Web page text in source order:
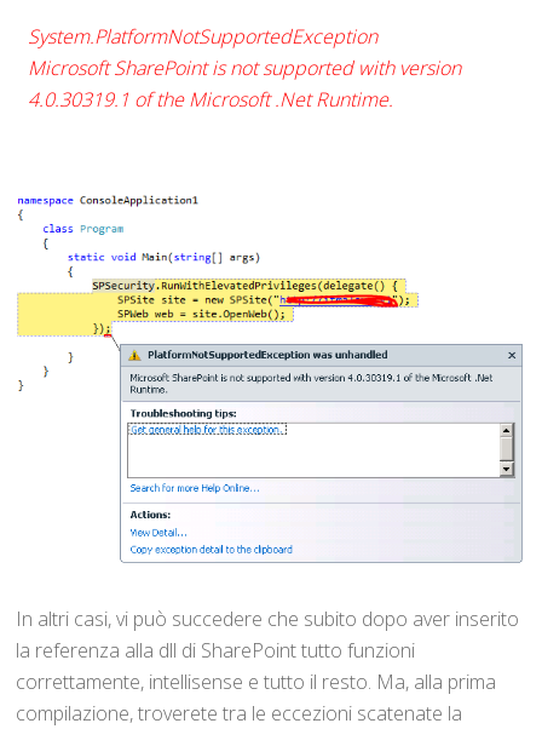
System.PlatformNotSupportedException
Microsoft SharePoint is not supported with version
4.0.30319.1 of the Microsoft .Net Runtime.
In altri casi, vi può succedere che subito dopo aver inserito
la referenza alla dll di SharePoint tutto funzioni
correttamente, intellisense e tutto il resto. Ma, alla prima
compilazione, troverete tra le eccezioni scatenate la